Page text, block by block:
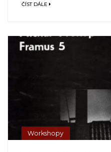
ČÍST DÁLE
Workshopy